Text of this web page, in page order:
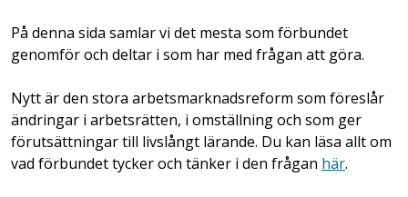
På denna sida samlar vi det mesta som förbundet
genomför och deltar i som har med frågan att göra.
Nytt är den stora arbetsmarknadsreform som föreslår
ändringar i arbetsrätten, i omställning och som ger
förutsättningar till livslångt lärande. Du kan läsa allt om
vad förbundet tycker och tänker i den frågan här.